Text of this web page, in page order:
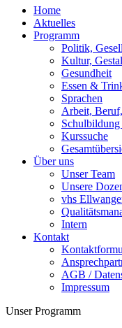
Home
Aktuelles
Programm
Politik,
Kultur,
Gesundheit
Essen &
Sprachen
Arbeit,
Schulbildung
Kurssuche
Über uns
Unser Team
Unsere
vhs
Intern
Kontakt
AGB /
Impressum
Unser Programm